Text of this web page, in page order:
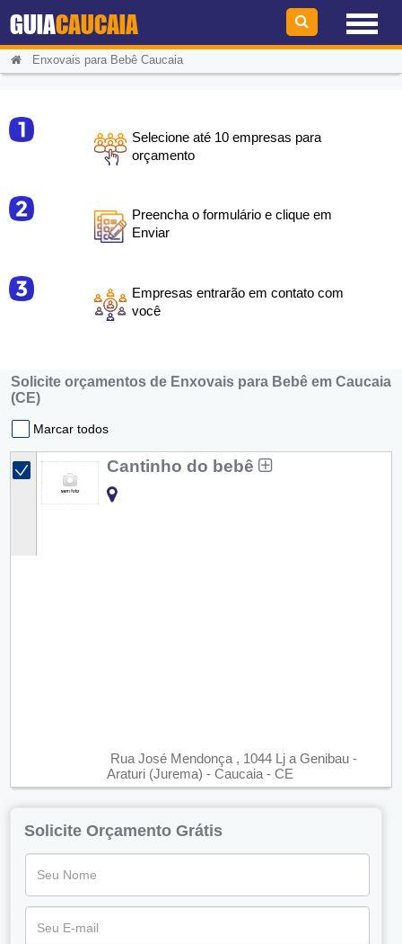
GUIACAUCAIA
Enxovais para Bebê Caucaia
Selecione até 10 empresas para
orçamento
Preencha o formulário e clique em
Enviar
Empresas entrarão em contato com
você
Solicite orçamentos de Enxovais para Bebê em Caucaia
(CE)
Marcar todos
Cantinho do bebê
Rua José Mendonça , 1044 Lj a Genibau -
Araturi (Jurema) - Caucaia - CE
Solicite Orçamento Grátis